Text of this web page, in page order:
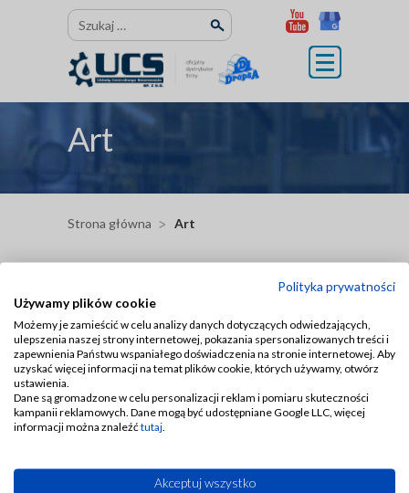
Szukaj:
Art
Strona główna Art
Art
Brak wyników dla tej strony. Być może
wyszukiwanie przyniesie lepsze rezultaty.
Szukaj:
ul. Bukowska 28
64-553 Grzebienisko
Polityka prywatności
Używamy plików cookie
Możemy je zamieścić w celu analizy danych dotyczących odwiedzających,
ulepszenia naszej strony internetowej, pokazania spersonalizowanych treści i
zapewnienia Państwu wspaniałego doświadczenia na stronie internetowej. Aby
uzyskać więcej informacji na temat plików cookie, których używamy, otwórz
ustawienia.
Dane są gromadzone w celu personalizacji reklam i pomiaru skuteczności
kampanii reklamowych. Dane mogą być udostępniane Google LLC, więcej
informacji można znaleźć tutaj
Akceptuj wszystko